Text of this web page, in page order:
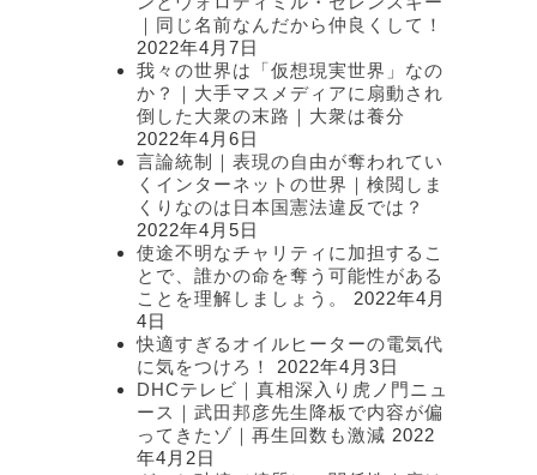
｜同じ名前なんだから仲良くして！
2022年4月7日
我々の世界は「仮想現実世界」なの
か？｜大手マスメディアに扇動され
倒した大衆の末路｜大衆は養分
2022年4月6日
言論統制｜表現の自由が奪われてい
くインターネットの世界｜検閲しま
くりなのは日本国憲法違反では？
2022年4月5日
使途不明なチャリティに加担するこ
とで、誰かの命を奪う可能性がある
ことを理解しましょう。
2022年4月
4日
快適すぎるオイルヒーターの電気代
に気をつけろ！
2022年4月3日
DHCテレビ｜真相深入り虎ノ門ニュ
ース｜武田邦彦先生降板で内容が偏
ってきたゾ｜再生回数も激減 2022
年4月2日